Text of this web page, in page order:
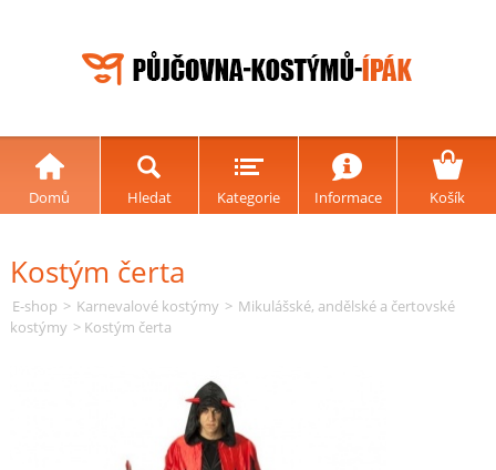
Domů Hledat Kategorie Informace Košík
Kostým čerta
E-shop > Karnevalové kostýmy > Mikulášské, andělské a čertovské
kostýmy > Kostým čerta